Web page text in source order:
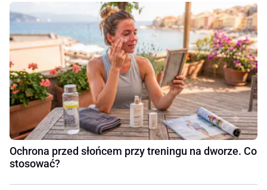
Ochrona przed słońcem przy treningu na dworze. Co
stosować?